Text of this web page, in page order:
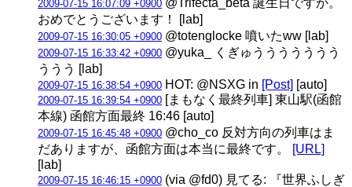
2009-07-15 16:07:09 +0900
おめでとうございます！ [lab]
2009-07-15 16:30:05 +0900 @totenglocke 噴いたww [lab]
2009-07-15 16:33:42 +0900 @yuka_ くぎゅううううううう
ううう [lab]
2009-07-15 16:38:54 +0900 HOT: @NSXG in [Post] [auto]
2009-07-15 16:39:54 +0900 [まもなく最終列車] 東山駅(函館
本線) 函館方面最終 16:46 [auto]
2009-07-15 16:45:48 +0900 @cho_co 反対方向の列車はま
だありますが、函館方面は本当に最終です。
[URL]
[lab]
2009-07-15 16:46:15 +0900 (via @fd0) 見てる: 『世界ふしぎ